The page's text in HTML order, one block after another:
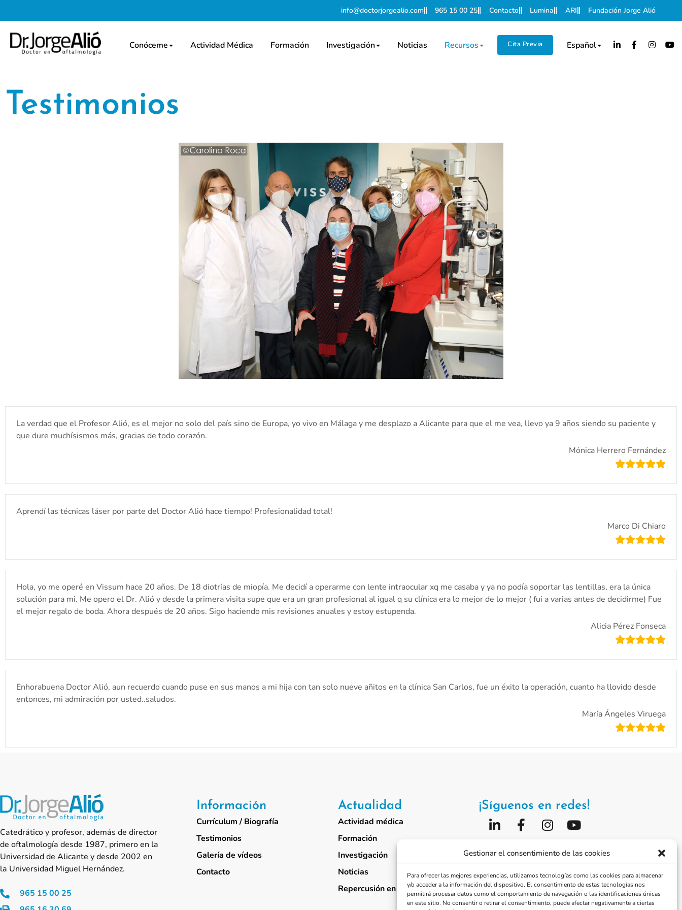
Gestionar el consentimiento de las cookies
Para ofrecer las mejores experiencias, utilizamos tecnologías como las cookies para almacenar
y/o acceder a la información del dispositivo. El consentimiento de estas tecnologías nos
permitirá procesar datos como el comportamiento de navegación o las identificaciones únicas
en este sitio. No consentir o retirar el consentimiento, puede afectar negativamente a ciertas
info@doctorjorgealio.com 965 15 00 25 Contacto Lumina ARI Fundación Jorge Alió
Conóceme Actividad Médica Formación Investigación Noticias Recursos Cita Previa Español
Testimonios
La verdad que el Profesor Alió, es el mejor no solo del país sino de Europa, yo vivo en Málaga y me desplazo a Alicante para que el me vea, llevo ya 9 años siendo su paciente y
que dure muchísismos más, gracias de todo corazón.
Mónica Herrero Fernández
Aprendí las técnicas láser por parte del Doctor Alió hace tiempo! Profesionalidad total!
Marco Di Chiaro
Hola, yo me operé en Vissum hace 20 años. De 18 diotrías de miopía. Me decidí a operarme con lente intraocular xq me casaba y ya no podía soportar las lentillas, era la única
solución para mi. Me opero el Dr. Alió y desde la primera visita supe que era un gran profesional al igual q su clínica era lo mejor de lo mejor ( fui a varias antes de decidirme) Fue
el mejor regalo de boda. Ahora después de 20 años. Sigo haciendo mis revisiones anuales y estoy estupenda.
Alicia Pérez Fonseca
Enhorabuena Doctor Alió, aun recuerdo cuando puse en sus manos a mi hija con tan solo nueve añitos en la clínica San Carlos, fue un éxito la operación, cuanto ha llovido desde
entonces, mi admiración por usted..saludos.
María Ángeles Viruega
Catedrático y profesor, además de director
de oftalmología desde 1987, primero en la
Universidad de Alicante y desde 2002 en
la Universidad Miguel Hernández.
965 15 00 25
Información
Currículum / Biografía
Testimonios
Galería de vídeos
Contacto
Actualidad
Actividad médica
Formación
Investigación
Noticias
Repercusión en medios
¡Síguenos en redes!
Fundación Jorge Alió
Vissum Corporación